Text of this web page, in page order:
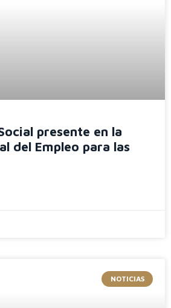
presente en la
del Empleo para las
NOTICIAS